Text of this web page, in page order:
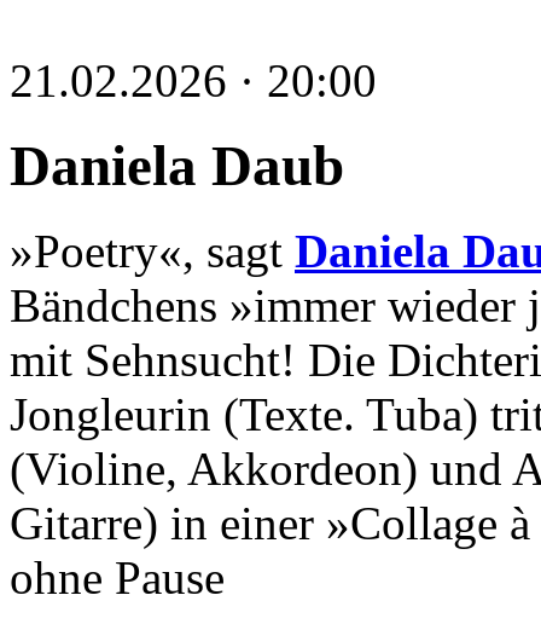
21.02.2026 · 20:00
Daniela Daub
»Poetry«, sagt Daniela
Bändchens »immer wieder
mit Sehnsucht! Die
Jongleurin (Texte. Tuba)
(Violine, Akkordeon) und
Gitarre) in einer »Collage
ohne Pause